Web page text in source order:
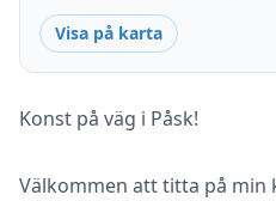
Konst på väg i Påsk!
Välkommen att titta på min
Visa på karta